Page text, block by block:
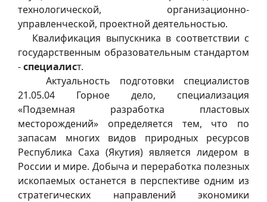
технологической, организационно-
управленческой, проектной деятельностью.
Квалификация выпускника в соответствии с
государственным образовательным стандартом
-специалист.
Актуальность подготовки специалистов
21.05.04 Горное дело, специализация
«Подземная разработка пластовых
месторождений» определяется тем, что по
запасам многих видов природных ресурсов
Республика Саха (Якутия) является лидером в
России и мире. Добыча и переработка полезных
ископаемых останется в перспективе одним из
стратегических направлений экономики